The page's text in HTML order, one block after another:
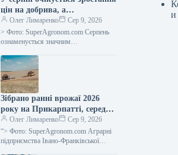
цін на добрива, а
постачальники тимчасово
припиняють надання
кредитних умов —
Олег Лимаренко
Сер 9, 2026
> Фото: SuperAgronom.com Серпень
ознаменується значним
доступності добрив для українських
сільгоспвиробників. На ринку
спостерігається
Зібрано ранні врожаї 2026
року на Прикарпатті, середня
врожайність зернових
становить 5,64 тонни з
гектара — SuperAgronom.com
Олег Лимаренко
Сер 9, 2026
“> Фото: SuperAgronom.com Аграрні
підприємства Івано-Франківської
и